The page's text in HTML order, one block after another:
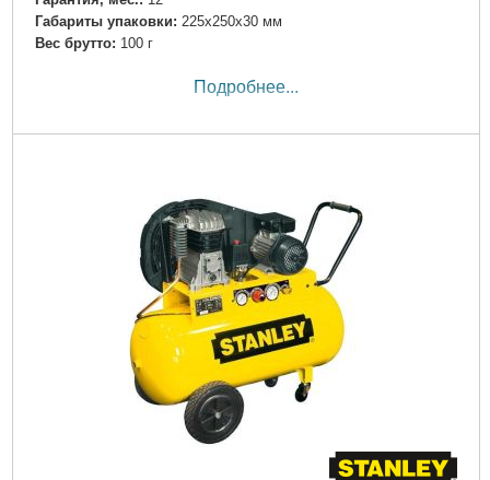
Габариты упаковки: 225x250x30 мм
Вес брутто: 100 г
Подробнее...